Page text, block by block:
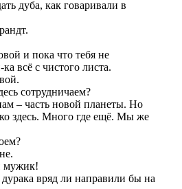
дуба, как говаривали в
и пока что тебя не
всё с чистого листа.
сотрудничаем?
– часть новой планеты. Но
здесь. Много где ещё. Мы же
мужик!
вряд ли направили бы на